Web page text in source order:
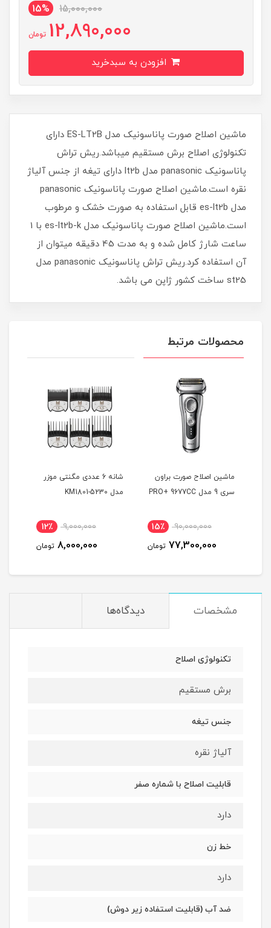
15,000,000
15%
12,890,000 تومان
ماشین اصلاح صورت پاناسونیک مدل ES-LT2B دارای
تکنولوژی اصلاح برش مستقیم میباشد.ریش تراش
پاناسونیک panasonic مدل lt2b دارای تیغه از جنس آلیاژ
نقره است.ماشین اصلاح صورت پاناسونیک panasonic
مدل es-lt2b قابل استفاده به صورت خشک و مرطوب
است.ماشین اصلاح صورت پاناسونیک مدل es-lt2b-k با 1
ساعت شارژ کامل شده و به مدت 45 دقیقه میتوان از
آن استفاده کرد.ریش تراش پاناسونیک panasonic مدل
st25 ساخت کشور ژاپن می باشد.
محصولات مرتبط
ماشین اصلاح صورت براون
سری 9 مدل PRO+ 9677CC
90,000,000 15٪
77,300,000 تومان
شانه 6 عددی مگنتی موزر
مدل KM1801-5230
9,000,000 12٪
8,000,000 تومان
مشخصات دیدگاه‌ها
تکنولوژی اصلاح
برش مستقیم
جنس تیغه
آلیاژ نقره
قابلیت اصلاح با شماره صفر
دارد
خط زن
دارد
ضد آب (قابلیت استفاده زیر دوش)